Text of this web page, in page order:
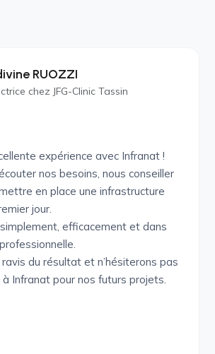
RUOZZI
chez JFG-Clinic Tassin
expérience avec Infranat !
nos besoins, nous conseiller
en place une infrastructure
jour.
efficacement et dans
du résultat et n’hésiterons pas
Infranat pour nos futurs projets.